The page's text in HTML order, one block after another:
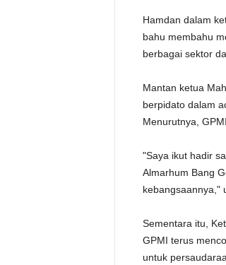
Hamdan dalam
bahu membahu
berbagai sektor
Mantan ketua
berpidato dalam
Menurutnya,
"Saya ikut hadir
Almarhum Bang
kebangsaannya,"
Sementara itu,
GPMI terus
untuk